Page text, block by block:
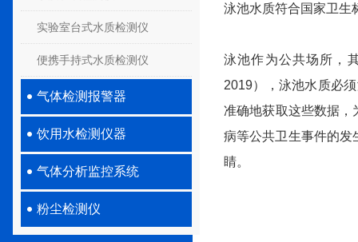
实验室台式水质检测仪
便携手持式水质检测仪
气体检测报警器
饮用水检测仪器
气体分析监控系统
粉尘检测仪
泳池水质符合国家卫生
泳池作为公共场所，
2019），泳池水质必
准确地获取这些数据，
病等公共卫生事件的发
睛。